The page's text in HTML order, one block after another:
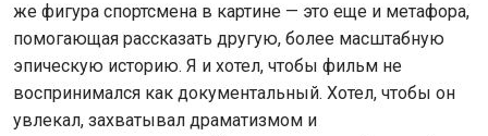
же фигура спортсмена в картине — это еще и метафора,
помогающая рассказать другую, более масштабную
эпическую историю. Я и хотел, чтобы фильм не
воспринимался как документальный. Хотел, чтобы он
увлекал, захватывал драматизмом и